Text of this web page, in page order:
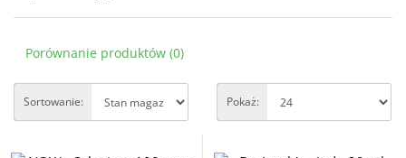
Porównanie produktów (0)
Sortowanie: Pokaż: